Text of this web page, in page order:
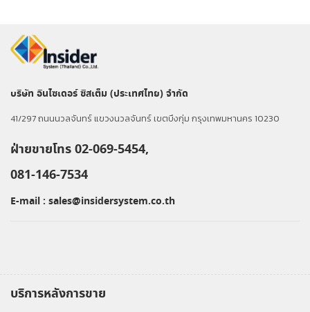
บริษัท อินไซเดอร์ ซิสเต็ม (ประเทศไทย) จำกัด
41/297 ถนนนวลจันทร์ แขวงนวลจันทร์ เขตบึงกุ่ม กรุงเทพมหานคร 10230
ฝ่ายขายโทร 02-069-5454,
081-146-7534
E-mail : sales@insidersystem.co.th
บริการหลังการขาย